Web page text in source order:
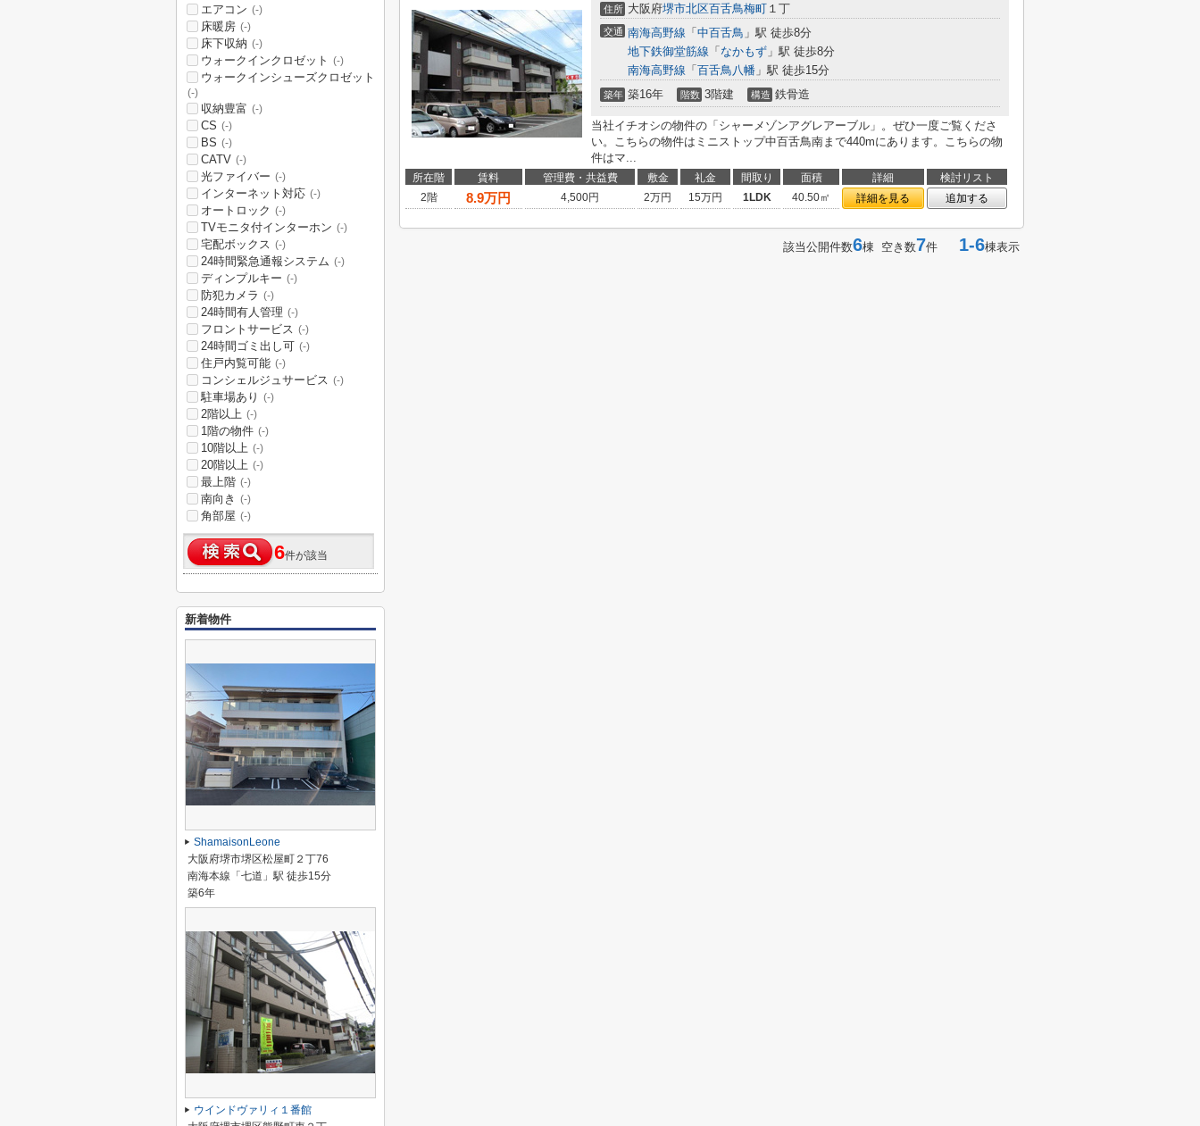
住所 大阪府堺市北区百舌鳥梅町 １丁
交通 南海高野線 「 中百舌鳥 」駅 徒歩8分
地下鉄御堂筋線 「 なかもず 」駅 徒歩8分
南海高野線 「 百舌鳥八幡 」駅 徒歩15分
築年 築16年 階数 3階建 構造 鉄骨造
当社イチオシの物件の「シャーメゾンアグレアーブル」。ぜひ一度ご覧くださ
い。こちらの物件はミニストップ中百舌鳥南まで440mにあります。こちらの物
件はマ...
所在階 賃料 管理費・共益費 敷金 礼金 間取り 面積 詳細
検討リスト
2階
8.9万円 4,500円 2万円 15万円 1LDK 40.50㎡ 詳細を見る 追加する
該当公開件数6棟 空き数7件 1-6棟表示
エアコン (-)
床暖房 (-)
床下収納 (-)
ウォークインクロゼット (-)
ウォークインシューズクロゼット
(-)
収納豊富 (-)
CS (-)
BS (-)
CATV (-)
光ファイバー (-)
インターネット対応 (-)
オートロック (-)
TVモニタ付インターホン (-)
宅配ボックス (-)
24時間緊急通報システム (-)
ディンプルキー (-)
防犯カメラ (-)
24時間有人管理 (-)
フロントサービス (-)
24時間ゴミ出し可 (-)
住戸内覧可能 (-)
コンシェルジュサービス (-)
駐車場あり (-)
2階以上 (-)
1階の物件 (-)
10階以上 (-)
20階以上 (-)
最上階 (-)
南向き (-)
角部屋 (-)
6件が該当
新着物件
ShamaisonLeone
大阪府堺市堺区松屋町２丁76
南海本線「七道」駅 徒歩15分
築6年
ウインドヴァリィ１番館